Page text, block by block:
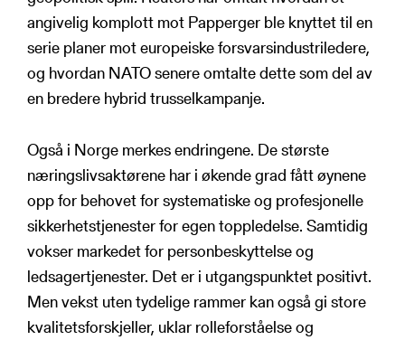
angivelig komplott mot Papperger ble knyttet til en
serie planer mot europeiske forsvarsindustriledere,
og hvordan NATO senere omtalte dette som del av
en bredere hybrid trusselkampanje.
Også i Norge merkes endringene. De største
næringslivsaktørene har i økende grad fått øynene
opp for behovet for systematiske og profesjonelle
sikkerhetstjenester for egen toppledelse. Samtidig
vokser markedet for personbeskyttelse og
ledsagertjenester. Det er i utgangspunktet positivt.
Men vekst uten tydelige rammer kan også gi store
kvalitetsforskjeller, uklar rolleforståelse og